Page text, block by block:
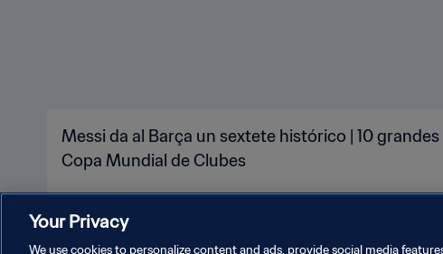
Messi da al Barça un sextete histórico | 10
Copa Mundial de Clubes
Your Privacy
We use cookies to personalize content and ads, provide social media